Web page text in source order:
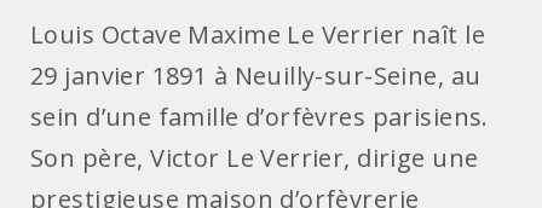
Louis Octave Maxime Le Verrier naît le
29 janvier 1891 à Neuilly-sur-Seine, au
sein d’une famille d’orfèvres parisiens.
Son père, Victor Le Verrier, dirige une
prestigieuse maison d’orfèvrerie